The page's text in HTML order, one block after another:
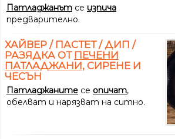
Патладжанът се изпича
предварително.
ХАЙВЕР / ПАСТЕТ / ДИП /
РАЗЯДКА ОТ ПЕЧЕНИ
ПАТЛАДЖАНИ, СИРЕНЕ И
ЧЕСЪН
Патладжаните се опичат,
обелват и нарязват на ситно.